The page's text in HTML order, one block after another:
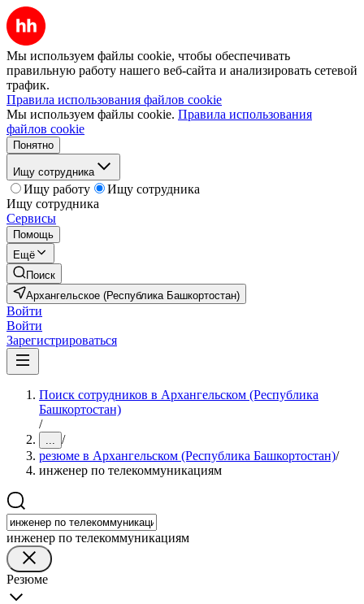
Мы используем файлы cookie, чтобы обеспечивать
правильную работу нашего веб-сайта и анализировать сетевой
трафик.
Правила использования файлов cookie
Мы используем файлы cookie. Правила использования
файлов cookie
Понятно
Ищу сотрудника
Ищу работу
Ищу сотрудника
Ищу сотрудника
Сервисы
Помощь
Ещё
Поиск
Архангельское (Республика Башкортостан)
Войти
Войти
Зарегистрироваться
Поиск сотрудников в Архангельском (Республика
Башкортостан)
/
... /
резюме в Архангельском (Республика Башкортостан)/
инженер по телекоммуникациям
инженер по телекоммуникациям
Резюме